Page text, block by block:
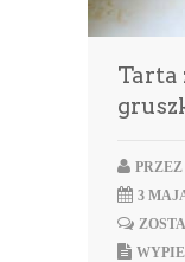
PRZEZ
3